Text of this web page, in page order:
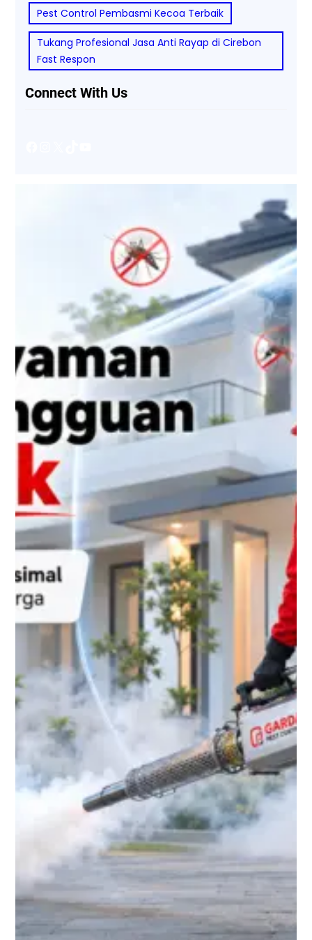
Pest Control Pembasmi Kecoa Terbaik
Tukang Profesional Jasa Anti Rayap di Cirebon
Fast Respon
Connect With Us